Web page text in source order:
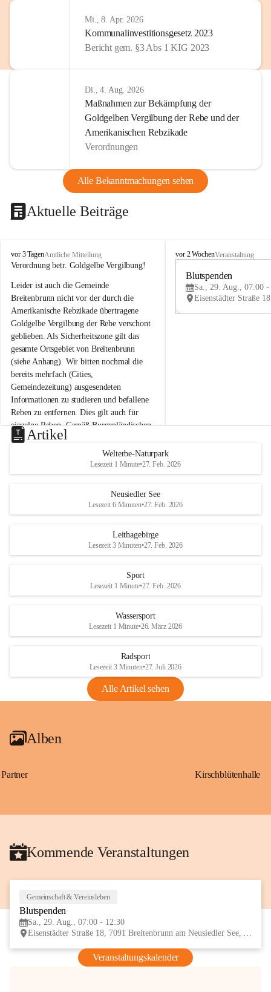
Mi., 8. Apr. 2026
Kommunalinvestitionsgesetz 2023
Bericht gem. §3 Abs 1 KIG 2023
Di., 4. Aug. 2026
Maßnahmen zur Bekämpfung der
Goldgelben Vergilbung der Rebe und der
Amerikanischen Rebzikade
Verordnungen
Alle Bekanntmachungen sehen
Aktuelle Beiträge
B
r
i
t
e
n
b
r
u
n
n
a
m
N
e
u
s
d
S
vor 3 TagenAmtliche Mitteilung
Verordnung betr. Goldgelbe Vergilbung!
Leider ist auch die Gemeinde
Breitenbrunn nicht vor der durch die
Amerikanische Rebzikade übertragene
Goldgelbe Vergilbung der Rebe verschont
geblieben. Als Sicherheitszone gilt das
gesamte Ortsgebiet von Breitenbrunn
(siehe Anhang). Wir bitten nochmal die
bereits mehrfach (Cities,
Gemeindezeitung) ausgesendeten
Informationen zu studieren und befallene
Reben zu entfernen. Dies gilt auch für
einzelne Reben. Gemäß Burgenländischen
Weinbaugesetz sind nicht gepflegte oder
unzulässige Weingärten zu roden! Bitte
helfen wir zusammen um unsere Winzer
vor den prognostizierten Ernteausfällen
und den daraus folgenden wirtschaftlichen
Maßnahmen zur Bekämpfung
Rebe und der Amerikanischen
Anhang VBl. EU Nr. 18
1 Seite•1,4 MB
VBl. EU Nr. 18_2026
B
e
u
e
d
r
S
vor 2 WochenVeranstaltung
Blutspenden
Sa., 29. Aug., 07:00 -
Artikel
Welterbe-Naturpark
Lesezeit 1 Minute•27. Feb. 2026
Neusiedler See
Lesezeit 6 Minuten•27. Feb. 2026
Leithagebirge
Lesezeit 3 Minuten•27. Feb. 2026
Sport
Lesezeit 1 Minute•27. Feb. 2026
Wassersport
Lesezeit 1 Minute•26. März 2026
Radsport
Lesezeit 3 Minuten•27. Juli 2026
Alle Artikel sehen
Alben
Partner Kirschblütenhalle
Kommende Veranstaltungen
Gemeinschaft & Vereinsleben
Blutspenden
Sa., 29. Aug., 07:00 - 12:30
Eisenstädter Straße 18, 7091 Breitenbrunn am Neusiedler See, AUT
Veranstaltungskalender